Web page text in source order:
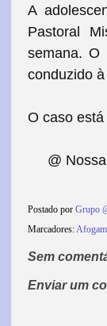
A
Pastoral
semana. O
conduzido
O caso
@
Postado por Grupo
Marcadores:
Sem
Enviar um